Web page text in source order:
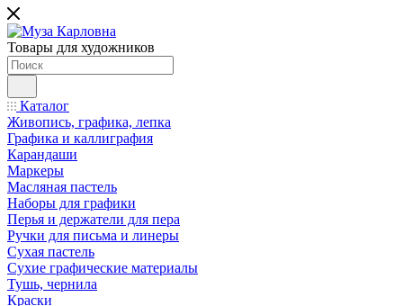
Товары для художников
Каталог
Живопись, графика, лепка
Графика и каллиграфия
Карандаши
Маркеры
Масляная пастель
Наборы для графики
Перья и держатели для пера
Ручки для письма и линеры
Сухая пастель
Сухие графические материалы
Тушь, чернила
Краски